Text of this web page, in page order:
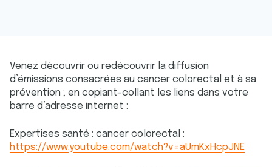
Venez découvrir ou redécouvrir la diffusion
d’émissions consacrées au cancer colorectal et à sa
prévention ; en copiant-collant les liens dans votre
barre d’adresse internet :
Expertises santé : cancer colorectal :
https://www.youtube.com/watch?v=aUmKxHcpJNE